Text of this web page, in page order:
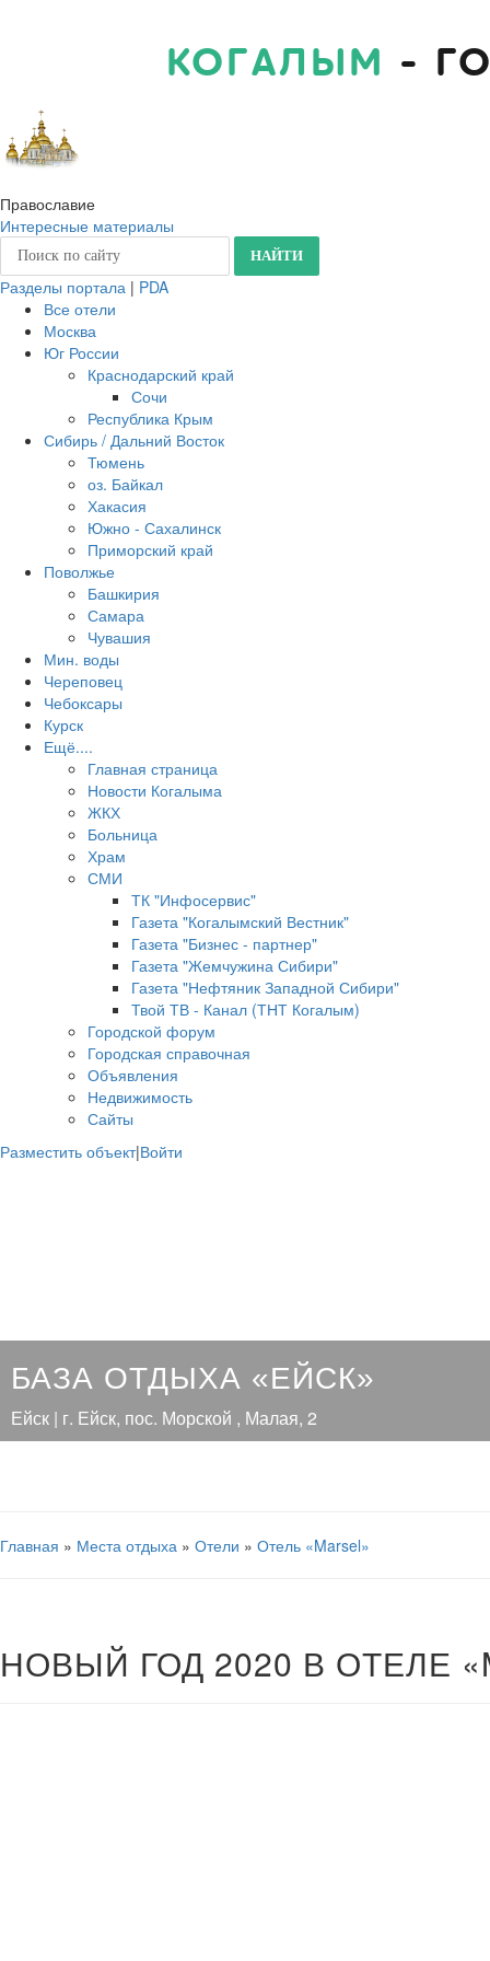
КОГАЛЫМ -
Православие
Интересные материалы
Разделы портала | PDA
Все отели
Москва
Юг России
Краснодарский край
Сочи
Республика Крым
Сибирь / Дальний Восток
Тюмень
оз. Байкал
Хакасия
Южно - Сахалинск
Приморский край
Поволжье
Башкирия
Самара
Чувашия
Мин. воды
Череповец
Чебоксары
Курск
Ещё....
Главная страница
Новости Когалыма
ЖКХ
Больница
Храм
СМИ
ТК "Инфосервис"
Газета "Когалымский Вестник"
Газета "Бизнес - партнер"
Газета "Жемчужина Сибири"
Газета "Нефтяник Западной Сибири"
Твой ТВ - Канал (ТНТ Когалым)
Городской форум
Городская справочная
Объявления
Недвижимость
Сайты
Разместить объект|Войти
БАЗА ОТДЫХА «ЕЙСК»
Ейск | г. Ейск, пос. Морской , Малая, 2
Главная » Места отдыха » Отели » Отель «Marsel»
НОВЫЙ ГОД 2020 В ОТЕЛЕ